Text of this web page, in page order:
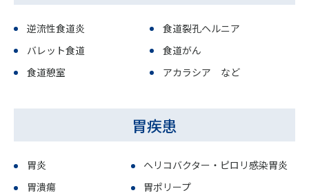
逆流性食道炎
食道裂孔ヘルニア
バレット食道
食道がん
食道憩室
アカラシア など
胃疾患
胃炎
ヘリコバクター・ピロリ感染胃炎
胃潰瘍
胃ポリープ